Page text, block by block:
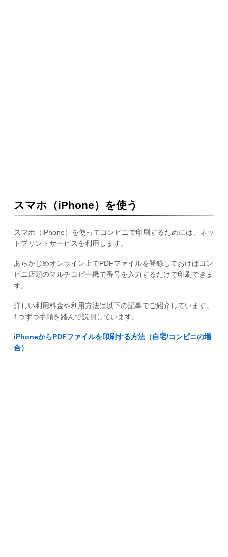
スマホ（iPhone）を使う
スマホ（iPhone）を使ってコンビニで印刷するためには、ネッ
トプリントサービスを利用します。
あらかじめオンライン上でPDFファイルを登録しておけばコン
ビニ店頭のマルチコピー機で番号を入力するだけで印刷できま
す。
詳しい利用料金や利用方法は以下の記事でご紹介しています。
1つずつ手順を踏んで説明しています。
iPhoneからPDFファイルを印刷する方法（自宅/コンビニの場
合）